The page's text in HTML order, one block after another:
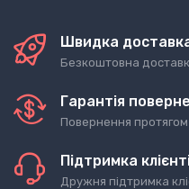
Швидка
Безкоштовна
Гарантія
Повернення протягом
Підтримка
Дружня підтримка